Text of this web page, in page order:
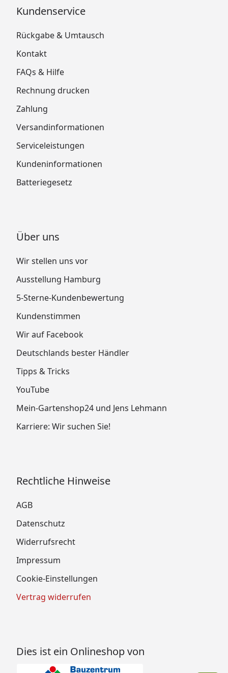
Kundenservice
Rückgabe & Umtausch
Kontakt
FAQs & Hilfe
Rechnung drucken
Zahlung
Versandinformationen
Serviceleistungen
Kundeninformationen
Batteriegesetz
Über uns
Wir stellen uns vor
Ausstellung Hamburg
5-Sterne-Kundenbewertung
Kundenstimmen
Wir auf Facebook
Deutschlands bester Händler
Tipps & Tricks
YouTube
Mein-Gartenshop24 und Jens Lehmann
Karriere: Wir suchen Sie!
Rechtliche Hinweise
AGB
Datenschutz
Widerrufsrecht
Impressum
Cookie-Einstellungen
Vertrag widerrufen
Dies ist ein Onlineshop von